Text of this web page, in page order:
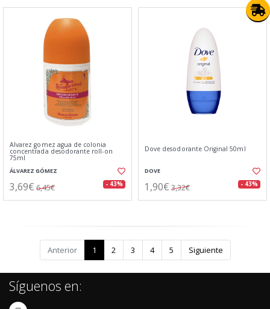
Alvarez gomez agua de colonia
concentrada desodorante roll-on
75ml
ÁLVAREZ GÓMEZ
3,69€ 6,45€ - 43%
Dove desodorante Original 50ml
DOVE
1,90€ 3,32€ - 43%
Anterior 1 2 3 4 5 Siguiente
Síguenos en: